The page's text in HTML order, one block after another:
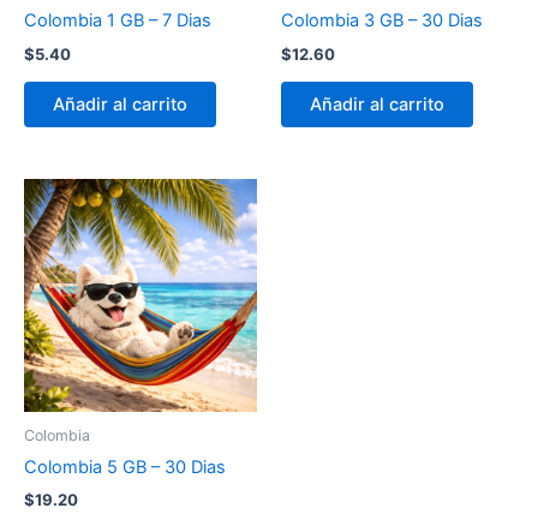
Colombia 1 GB – 7 Dias
$5.40
Añadir al carrito
Colombia 3 GB – 30 Dias
$12.60
Añadir al carrito
Colombia
Colombia 5 GB – 30 Dias
$19.20